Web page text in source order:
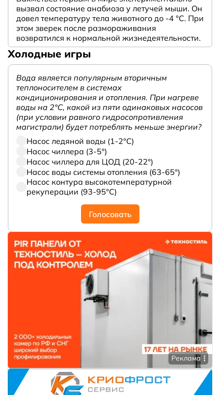
вызвал состояние анабиоза у летучей мыши. Он
довел температуру тела животного до -4 °C. При
этом зверек после размораживания
возвратился к нормальной жизнедеятельности.
Холодные игры
Вода является популярным вторичным
теплоносителем в системах
кондиционирования и отопления. При нагреве
воды на 2°С, какой из пяти одинаковых насосов
(при условии равного гидросопротивления
магистрали) будет потреблять меньше энергии?
Насос ледяной воды (1-2°С)
Насос чиллера (3-5°)
Насос чиллера для ЦОД (20-22°)
Насос воды системы отопления (63-65°)
Насос контура высокотемпературной
рекуперации (93-95°С)
Голосовать
Реклама